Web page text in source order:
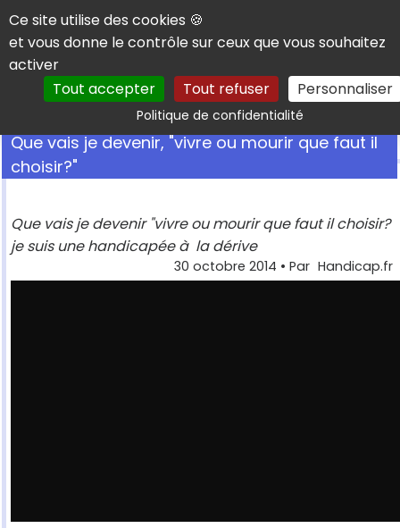
Panneau de gestion des cookies
Ce site utilise des cookies 🍪
et vous donne le contrôle sur ceux que vous souhaitez
activer
Tout accepter
Tout refuser Personnaliser
Politique de confidentialitéRechercher
Que vais je devenir, "vivre ou mourir que faut il
choisir?"
Que vais je devenir "vivre ou mourir que faut il choisir?
je suis une handicapée à la dérive
30 octobre 2014 • Par Handicap.fr